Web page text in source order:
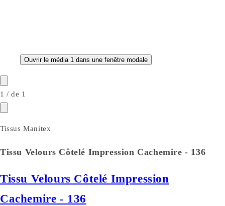
Ouvrir le média 1 dans une fenêtre modale
1 /de 1
Tissus Manitex
Tissu Velours Côtelé Impression Cachemire - 136
Tissu Velours Côtelé Impression
Cachemire - 136